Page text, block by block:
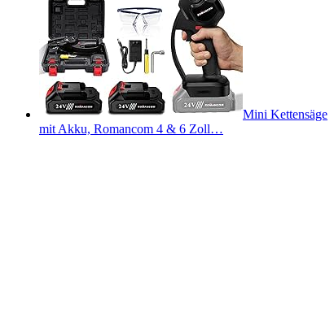
Mini Kettensäge
mit Akku, Romancom 4 & 6 Zoll…